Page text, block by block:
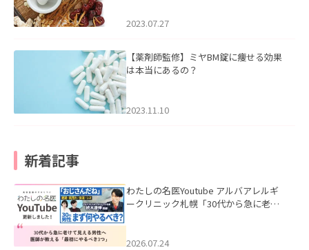
2023.07.27
【薬剤師監修】ミヤBM錠に痩せる効果
は本当にあるの？
2023.11.10
新着記事
わたしの名医Youtube アルバアレルギ
ークリニック札幌「30代から急に老け
た。
2026.07.24